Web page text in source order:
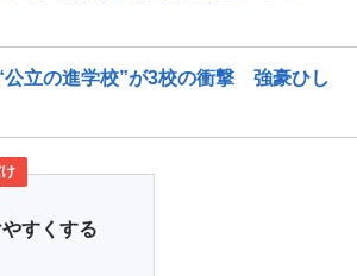
公立の進学校”が3校の衝撃 強豪ひし
すくする